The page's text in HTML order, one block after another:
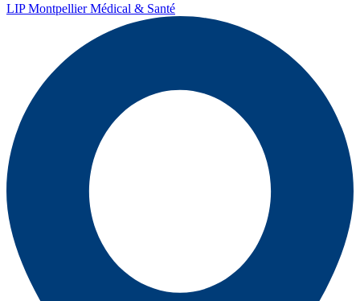
LIP Montpellier Médical & Santé